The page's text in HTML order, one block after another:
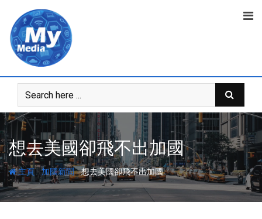
想去美國卻飛不出加國
主頁-加國新聞-想去美國卻飛不出加國